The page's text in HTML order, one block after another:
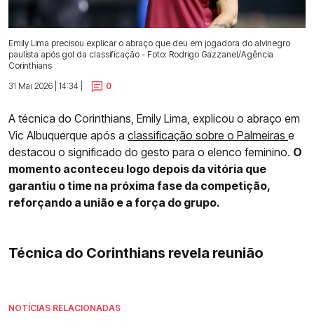
Emily Lima precisou explicar o abraço que deu em jogadora do alvinegro
paulista após gol da classificação - Foto: Rodrigo Gazzanel/Agência
Corinthians
31 Mai 2026 | 14:34 |
0
A técnica do Corinthians, Emily Lima, explicou o abraço em
Vic Albuquerque após a classificação sobre o Palmeiras e
destacou o significado do gesto para o elenco feminino. O
momento aconteceu logo depois da vitória que
garantiu o time na próxima fase da competição,
reforçando a união e a força do grupo.
Técnica do Corinthians revela reunião
NOTÍCIAS RELACIONADAS